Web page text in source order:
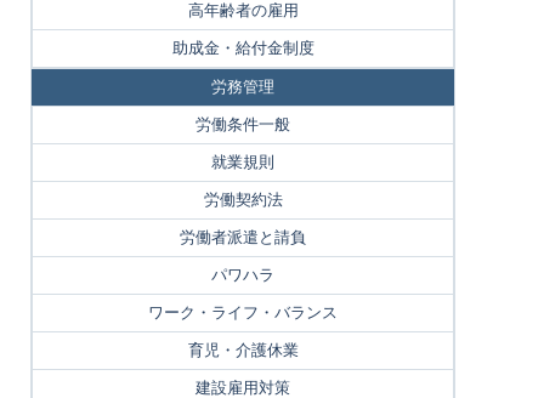
高年齢者の雇用
助成金・給付金制度
労務管理
労働条件一般
就業規則
労働契約法
労働者派遣と請負
パワハラ
ワーク・ライフ・バランス
育児・介護休業
建設雇用対策